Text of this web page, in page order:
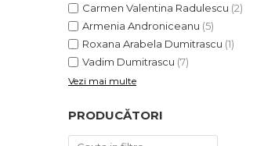
Carmen Valentina Radulescu (2)
Armenia Androniceanu (5)
Roxana Arabela Dumitrascu (1)
Vadim Dumitrascu (7)
Vezi mai multe
PRODUCĂTORI